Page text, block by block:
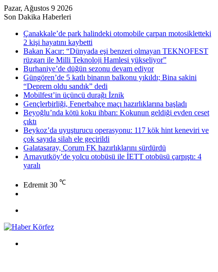
Pazar, Ağustos 9 2026
Son Dakika Haberleri
Çanakkale’de park halindeki otomobile çarpan motosikletteki
2 kişi hayatını kaybetti
Bakan Kacır: “Dünyada eşi benzeri olmayan TEKNOFEST
rüzgarı ile Milli Teknoloji Hamlesi yükseliyor”
Burhaniye’de düğün sezonu devam ediyor
Güngören’de 5 katlı binanın balkonu yıkıldı; Bina sakini
“Deprem oldu sandık” dedi
Mobilfest’in üçüncü durağı İznik
Gençlerbirliği, Fenerbahçe maçı hazırlıklarına başladı
Beyoğlu’nda kötü koku ihbarı: Kokunun geldiği evden ceset
çıktı
Beykoz’da uyuşturucu operasyonu: 117 kök hint keneviri ve
çok sayıda silah ele geçirildi
Galatasaray, Çorum FK hazırlıklarını sürdürdü
Arnavutköy’de yolcu otobüsü ile İETT otobüsü çarpıştı: 4
yaralı
Edremit 30 ℃